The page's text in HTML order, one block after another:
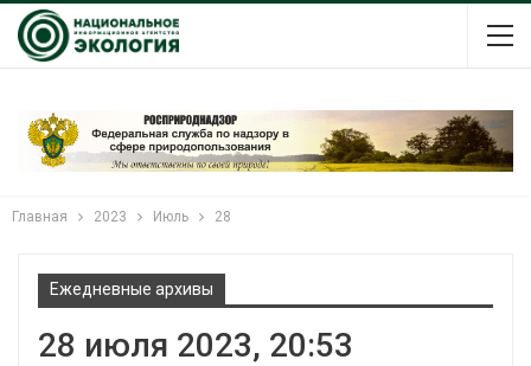
Главная 2023 Июль 28
Ежедневные архивы
28 июля 2023, 20:53